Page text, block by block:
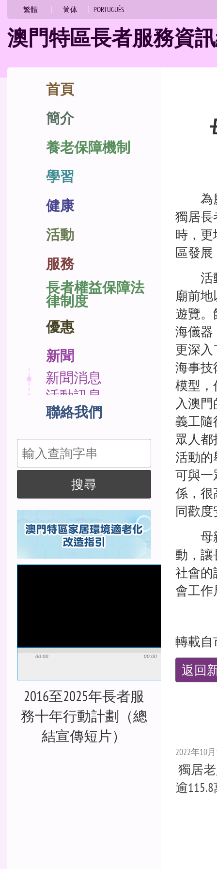
繁體 简体 PORTUGUÊS
澳門特區長者服務資
首頁
簡介
養老保障機制
學習
健康
活動
服務
長者權益保障法
律制度
優惠
新聞
新聞消息
活動訊息
福利政策資訊
聯絡我們
搜
尋
搜尋
00:00 00:00
2016至2025年長者服
務十年行動計劃（總
位
置
為慶
獨居長
時，
區發
活動
廟前
遊覽
海儀器
更深
海事技
模型，
入澳
義工隨
眾人
活動的
可與一
係，很
同歡
母親
動，
社會的
會工
轉載自
返回
2022年10
獨居
逾